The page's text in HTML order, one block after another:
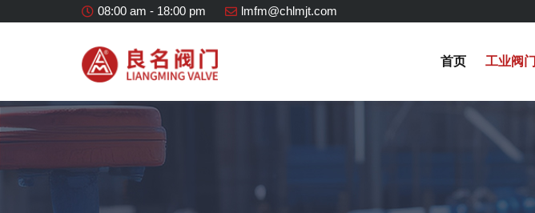
08:00 am - 18:00 pm lmfm@chlmjt.com
首页 工业阀门